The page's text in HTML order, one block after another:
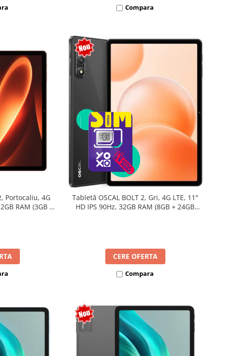
Compara
Portocaliu, 4G
RAM (3GB +
Tabletă OSCAL BOLT 2, Gri, 4G LTE, 11"
HD IPS 90Hz, 32GB RAM (8GB + 24GB
CERE OFERTA
Compara